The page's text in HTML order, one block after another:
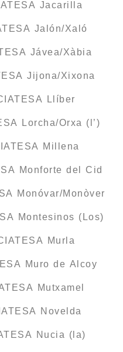
Jacarilla
Jalón/Xaló
Jávea/Xàbia
Jijona/Xixona
Llíber
Lorcha/Orxa (l’)
Millena
Monforte del Cid
Monóvar/Monòver
Montesinos (Los)
Murla
Muro de Alcoy
Mutxamel
Novelda
Nucia (la)